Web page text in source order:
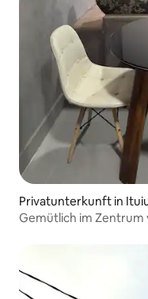
Privatunterkunft in
Gemütlich im Zentrum